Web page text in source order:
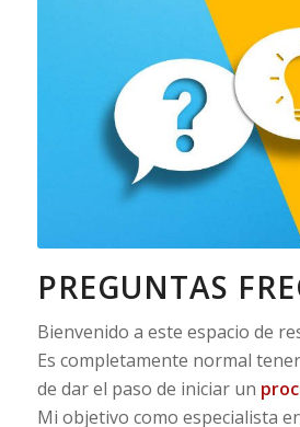
PREGUNTAS
Bienvenido a este espacio de
Es completamente normal
de dar el paso de iniciar un
Mi objetivo como especialista